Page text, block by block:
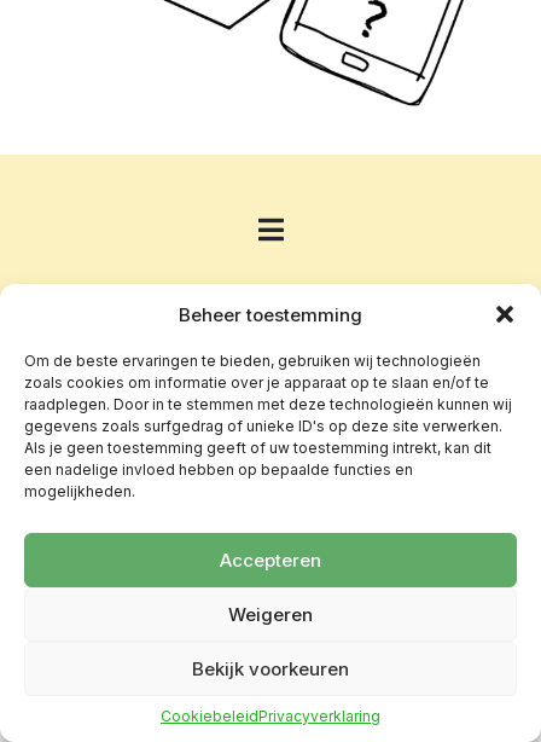
Beheer toestemming
Om de beste ervaringen te bieden, gebruiken wij technologieën
zoals cookies om informatie over je apparaat op te slaan en/of te
raadplegen. Door in te stemmen met deze technologieën kunnen wij
gegevens zoals surfgedrag of unieke ID's op deze site verwerken.
Als je geen toestemming geeft of uw toestemming intrekt, kan dit
een nadelige invloed hebben op bepaalde functies en
mogelijkheden.
Accepteren
Weigeren
Bekijk voorkeuren
CookiebeleidPrivacyverklaring